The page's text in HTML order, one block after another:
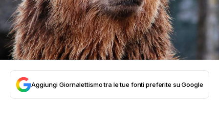
Aggiungi Giornalettismo tra le tue fonti preferite su Google